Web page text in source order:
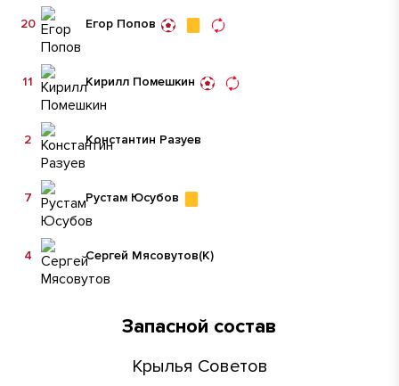
Егор Попов
20
Кирилл Помешкин
11
Константин Разуев
2
Рустам Юсубов
7
Сергей Мясовутов(К)
4
Запасной состав
Крылья Советов